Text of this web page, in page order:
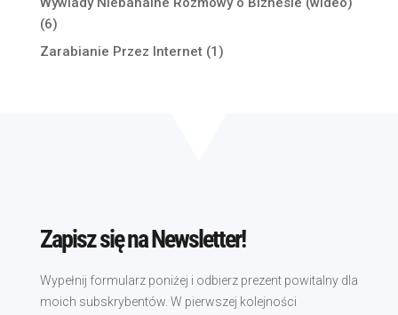
(6)
Zarabianie Przez Internet(1)
Zapisz się na Newsletter!
Wypełnij formularz poniżej i odbierz prezent powitalny dla
moich subskrybentów. W pierwszej kolejności